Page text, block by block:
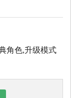
角色,升级模式